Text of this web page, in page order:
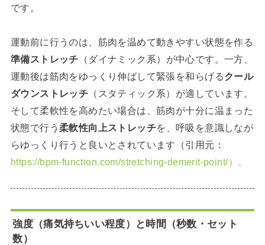
です。
運動前に行うのは、筋肉を温めて動きやすい状態を作る
準備ストレッチ （ダイナミック系）が中心です。一方、
運動後は筋肉をゆっくり伸ばして緊張を和らげるクール
ダウンストレッチ （スタティック系）が適しています。
そして柔軟性を高めたい場合は、筋肉が十分に温まった
状態で行う 柔軟性向上ストレッチを、呼吸を意識しなが
らゆっくり行うと良いとされています（引用元：
https://bpm-function.com/stretching-demerit-point/）。
強度（痛気持ちいい程度）と時間（秒数・セット
数）